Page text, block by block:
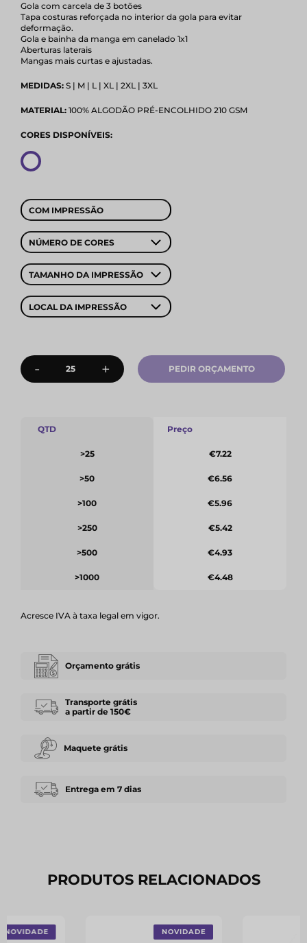
Gola com carcela de 3 botões
Tapa costuras reforçada no interior da gola para evitar
deformação.
Gola e bainha da manga em canelado 1x1
Aberturas laterais
Mangas mais curtas e ajustadas.
MEDIDAS: S | M | L | XL | 2XL | 3XL
MATERIAL: 100% ALGODÃO PRÉ-ENCOLHIDO 210 GSM
CORES DISPONÍVEIS:
COM IMPRESSÃO
NÚMERO DE CORES
TAMANHO DA IMPRESSÃO
LOCAL DA IMPRESSÃO
- + PEDIR ORÇAMENTO
QTD
>25
>50
>100
>250
>500
>1000
Preço
€7.22
€6.56
€5.96
€5.42
€4.93
€4.48
Acresce IVA à taxa legal em vigor.
Orçamento grátis
Transporte grátis
a partir de 150€
Maquete grátis
Entrega em 7 dias
PRODUTOS RELACIONADOS
NOVIDADE NOVIDADE